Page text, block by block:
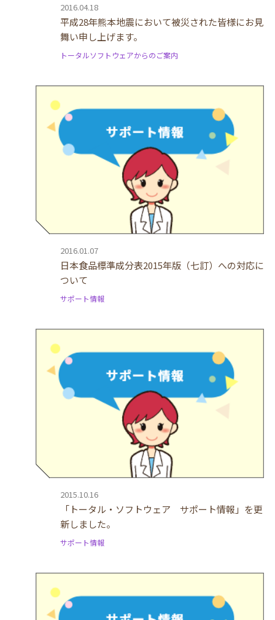
2016.04.18
平成28年熊本地震において被災された皆様にお見
舞い申し上げます。
トータルソフトウェアからのご案内
2016.01.07
日本食品標準成分表2015年版（七訂）への対応に
ついて
サポート情報
2015.10.16
「トータル・ソフトウェア サポート情報」を更
新しました。
サポート情報